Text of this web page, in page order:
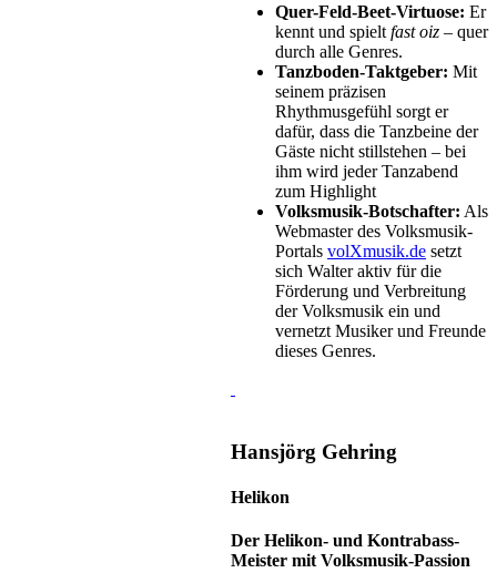
Quer-Feld-Beet-Virtuose: Er
kennt und spielt fast oiz – quer
durch alle Genres.
Tanzboden-Taktgeber: Mit
seinem präzisen
Rhythmusgefühl sorgt er
dafür, dass die Tanzbeine der
Gäste nicht stillstehen – bei
ihm wird jeder Tanzabend
zum Highlight
Volksmusik-Botschafter: Als
Webmaster des Volksmusik-
Portals volXmusik.de setzt
sich Walter aktiv für die
Förderung und Verbreitung
der Volksmusik ein und
vernetzt Musiker und Freunde
dieses Genres.
Hansjörg Gehring
Helikon
Der Helikon- und Kontrabass-
Meister mit Volksmusik-Passion